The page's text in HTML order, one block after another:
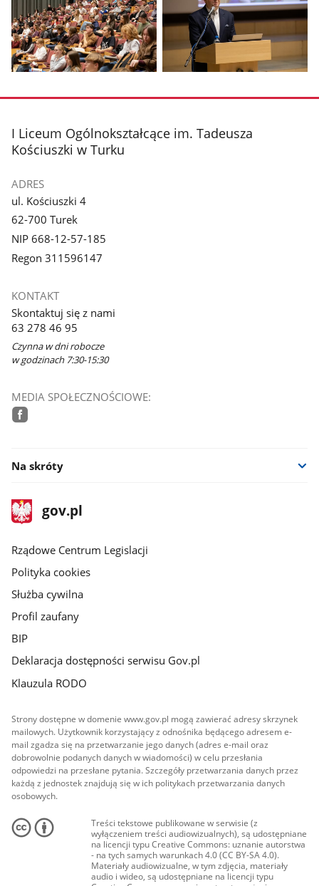
z
galerii.
z
galerii.
galerii.
galerii.
stopka
I Liceum Ogólnokształcące im. Tadeusza
Kościuszki w Turku
ADRES
ul. Kościuszki 4
62-700 Turek
NIP 668-12-57-185
Regon 311596147
KONTAKT
Skontaktuj się z nami
63 278 46 95
Czynna w dni robocze
w godzinach 7:30-15:30
MEDIA SPOŁECZNOŚCIOWE:
Na skróty
stopka
gov.plStrona
gov.pl
Rządowe Centrum Legislacji
Polityka cookies
Służba cywilna
Profil zaufany
BIP
Deklaracja dostępności serwisu Gov.pl
Klauzula RODO
Strony dostępne w domenie www.gov.pl mogą zawierać adresy skrzynek
mailowych. Użytkownik korzystający z odnośnika będącego adresem e-
mail zgadza się na przetwarzanie jego danych (adres e-mail oraz
dobrowolnie podanych danych w wiadomości) w celu przesłania
odpowiedzi na przesłane pytania. Szczegóły przetwarzania danych przez
każdą z jednostek znajdują się w ich politykach przetwarzania danych
osobowych.
Treści tekstowe publikowane w serwisie (z
wyłączeniem treści audiowizualnych), są udostępniane
na licencji typu Creative Commons: uznanie autorstwa
- na tych samych warunkach 4.0 (CC BY-SA 4.0).
Materiały audiowizualne, w tym zdjęcia, materiały
audio i wideo, są udostępniane na licencji typu